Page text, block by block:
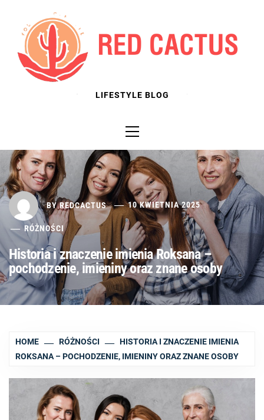
content
LIFESTYLE BLOG
Menu
BYREDCACTUS 10 KWIETNIA 2025
RÓŻNOŚCI
Historia i znaczenie imienia Roksana –
pochodzenie, imieniny oraz znane osoby
HOME RÓŻNOŚCI
HISTORIA I ZNACZENIE IMIENIA
ROKSANA – POCHODZENIE, IMIENINY ORAZ ZNANE OSOBY